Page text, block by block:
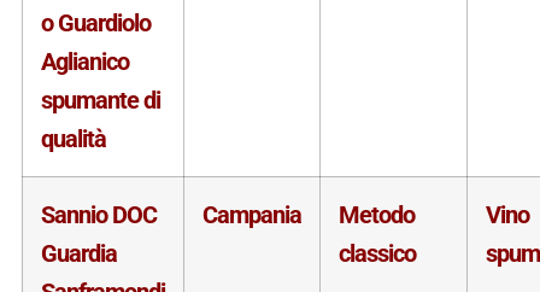
o Guardiolo
Aglianico
spumante di
qualità
Sannio DOC
Guardia
Campania
Metodo
classico
Vino